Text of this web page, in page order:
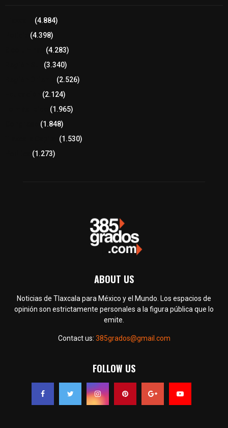
(4.884)
(4.398)
(4.283)
(3.340)
(2.526)
(2.124)
(1.965)
(1.848)
(1.530)
(1.273)
ABOUT US
Noticias de Tlaxcala para México y el Mundo. Los espacios de
opinión son estrictamente personales a la figura pública que lo
emite.
Contact us: 385grados@gmail.com
FOLLOW US